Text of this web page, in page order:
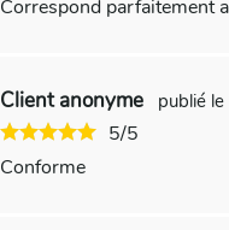
Correspond parfaitement
Client anonyme publié
5/5
Conforme